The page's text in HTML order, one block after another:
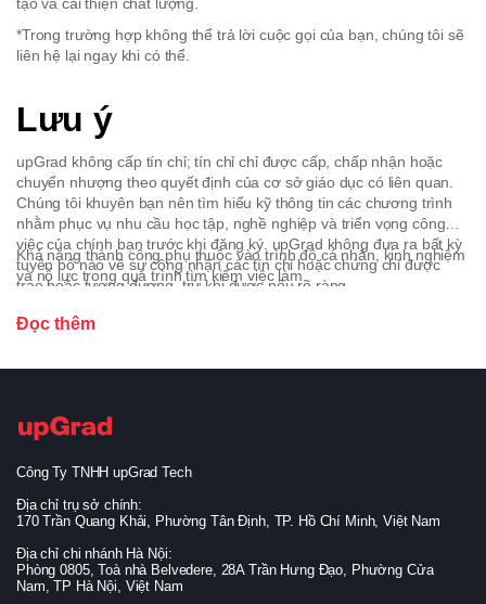
*Trong trường hợp không thể trả lời cuộc gọi của bạn, chúng tôi sẽ
liên hệ lại ngay khi có thể.
Lưu ý
upGrad không cấp tín chỉ; tín chỉ chỉ được cấp, chấp nhận hoặc
chuyển nhượng theo quyết định của cơ sở giáo dục có liên quan.
Chúng tôi khuyên bạn nên tìm hiểu kỹ thông tin các chương trình
nhằm phục vụ nhu cầu học tập, nghề nghiệp và triển vọng công
việc của chính bạn trước khi đăng ký. upGrad không đưa ra bất kỳ
tuyên bố nào về sự công nhận các tín chỉ hoặc chứng chỉ được
trao hoặc tương đương, trừ khi được nêu rõ ràng.
Khả năng thành công phụ thuộc vào trình độ cá nhân, kinh nghiệm
và nỗ lực trong quá trình tìm kiếm việc làm.
Đọc thêm
Công Ty TNHH upGrad Tech
Địa chỉ trụ sở chính:
170 Trần Quang Khải, Phường Tân Định, TP. Hồ Chí Minh, Việt Nam
Địa chỉ chi nhánh Hà Nội:
Phòng 0805, Toà nhà Belvedere, 28A Trần Hưng Đạo, Phường Cửa
Nam, TP Hà Nội, Việt Nam